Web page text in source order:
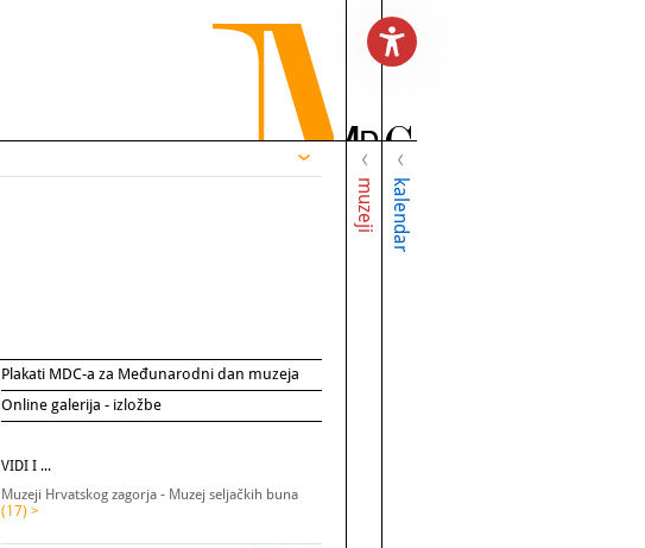
muzeji kalendar
Plakati MDC-a za Međunarodni dan muzeja
Online galerija - izložbe
VIDI I ...
Muzeji Hrvatskog zagorja - Muzej seljačkih buna
(17) >